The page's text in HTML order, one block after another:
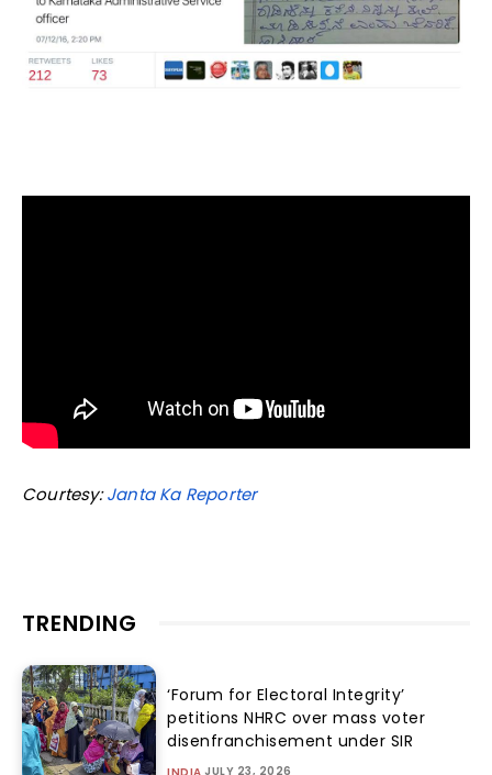
Courtesy:Janta Ka Reporter
TRENDING
‘Forum for Electoral Integrity’
petitions NHRC over mass voter
disenfranchisement under SIR
JULY 23, 2026